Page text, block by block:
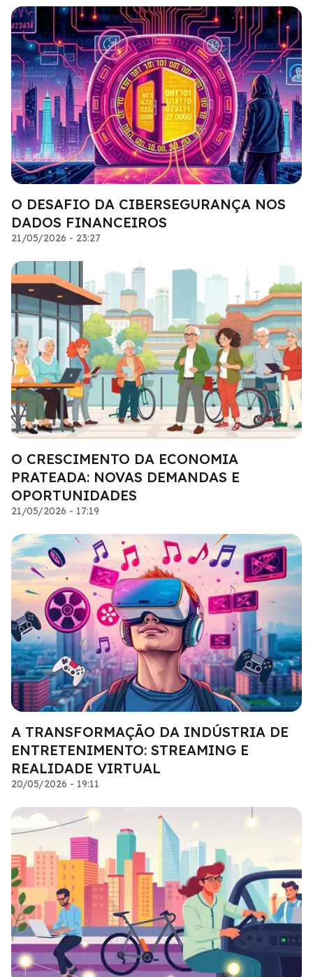
O DESAFIO DA CIBERSEGURANÇA NOS
DADOS FINANCEIROS
21/05/2026 - 23:27
O CRESCIMENTO DA ECONOMIA
PRATEADA: NOVAS DEMANDAS E
OPORTUNIDADES
21/05/2026 - 17:19
A TRANSFORMAÇÃO DA INDÚSTRIA DE
ENTRETENIMENTO: STREAMING E
REALIDADE VIRTUAL
20/05/2026 - 19:11